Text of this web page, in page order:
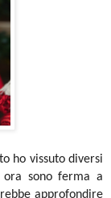
ho vissuto diversi
sono ferma a
approfondire